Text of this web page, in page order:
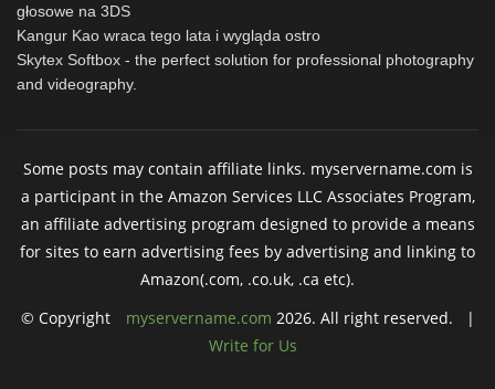
głosowe na 3DS
Kangur Kao wraca tego lata i wygląda ostro
Skytex Softbox - the perfect solution for professional photography
and videography.
Some posts may contain affiliate links. myservername.com is
a participant in the Amazon Services LLC Associates Program,
an affiliate advertising program designed to provide a means
for sites to earn advertising fees by advertising and linking to
Amazon(.com, .co.uk, .ca etc).
© Copyright
myservername.com 2026. All right reserved. |
Write for Us